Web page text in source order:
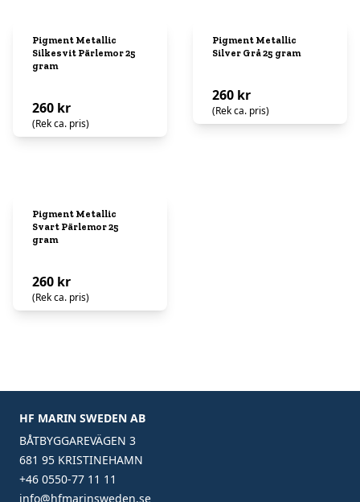
Pigment Metallic
Silkesvit Pärlemor 25
gram
260 kr
(Rek ca. pris)
Pigment Metallic
Silver Grå 25 gram
260 kr
(Rek ca. pris)
Pigment Metallic
Svart Pärlemor 25
gram
260 kr
(Rek ca. pris)
HF MARIN SWEDEN AB
BÅTBYGGAREVÄGEN 3
681 95 KRISTINEHAMN
+46 0550-77 11 11
info@hfmarinsweden.se